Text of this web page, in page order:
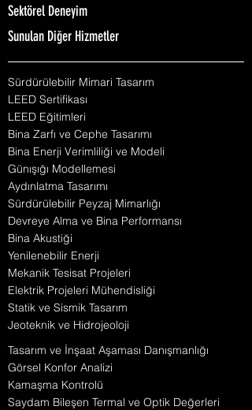
Sektörel Deneyim
Sunulan Diğer Hizmetler
Sürdürülebilir Mimari Tasarım
LEED Sertifikası
LEED Eğitimleri
Bina Zarfı ve Cephe Tasarımı
Bina Enerji Verimliliği ve Modeli
Günışığı Modellemesi
Aydınlatma Tasarımı
Sürdürülebilir Peyzaj Mimarlığı
Devreye Alma ve Bina Performansı
Bina Akustiği
Yenilenebilir Enerji
Mekanik Tesisat Projeleri
Elektrik Projeleri Mühendisliği
Statik ve Sismik Tasarım
Jeoteknik ve Hidrojeoloji
Tasarım ve İnşaat Aşaması Danışmanlığı
Görsel Konfor Analizi
Kamaşma Kontrolü
Saydam Bileşen Termal ve Optik Değerleri